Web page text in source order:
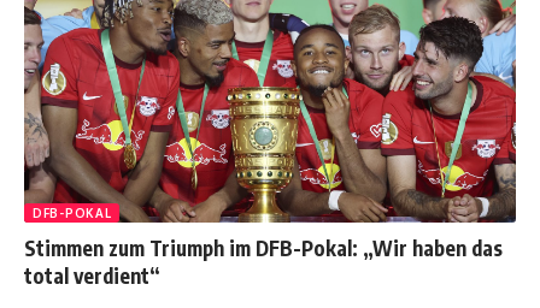
DFB-POKAL
Stimmen zum Triumph im DFB-Pokal: „Wir haben das
total verdient“